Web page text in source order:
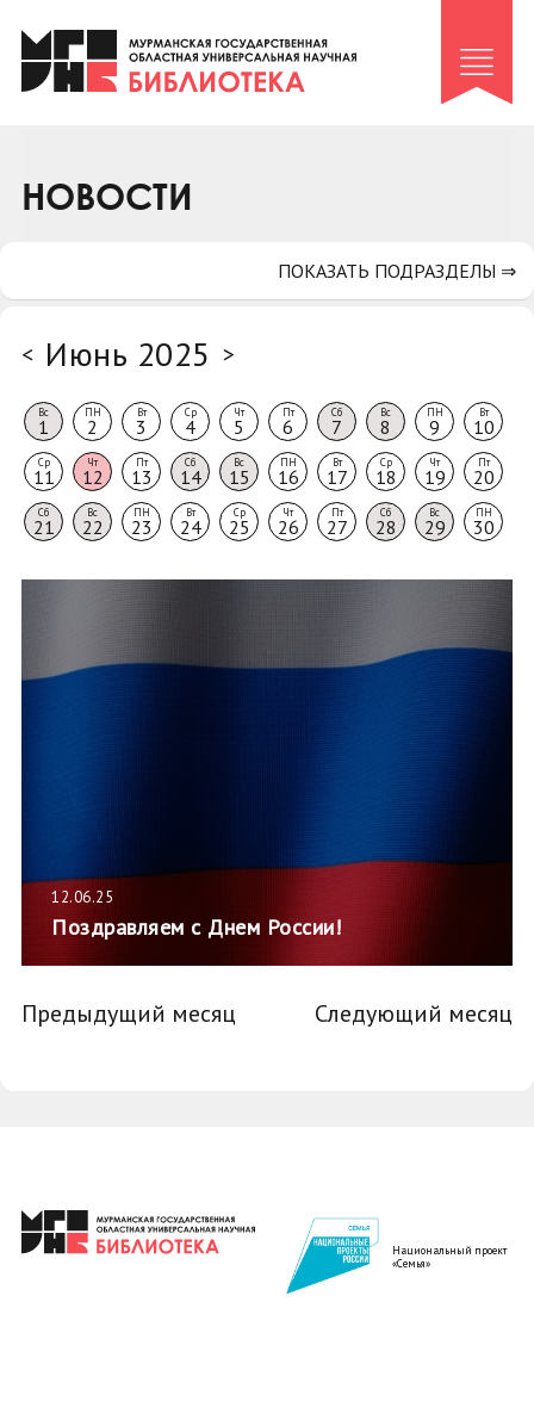
Клуб «Гиря и сельдерей»
Клуб «Семейный архив»
Коллегам
НОВОСТИ
< Июнь 2025 >
Вс
1
ПН
2
Вт
3
Ср
4
Чт
5
Пт
6
Сб
7
Вс
8
ПН
9
Вт
10
Ср
11
Чт
12
Пт
13
Сб
14
Вс
15
ПН
16
Вт
17
Ср
18
Чт
19
Пт
20
Сб
21
Вс
22
ПН
23
Вт
24
Ср
25
Чт
26
Пт
27
Сб
28
Вс
29
ПН
30
12.06.25
Поздравляем с Днем России!
Предыдущий месяц Следующий месяц
ПОКАЗАТЬ ПОДРАЗДЕЛЫ ⇒
Национальный проект
«Семья»